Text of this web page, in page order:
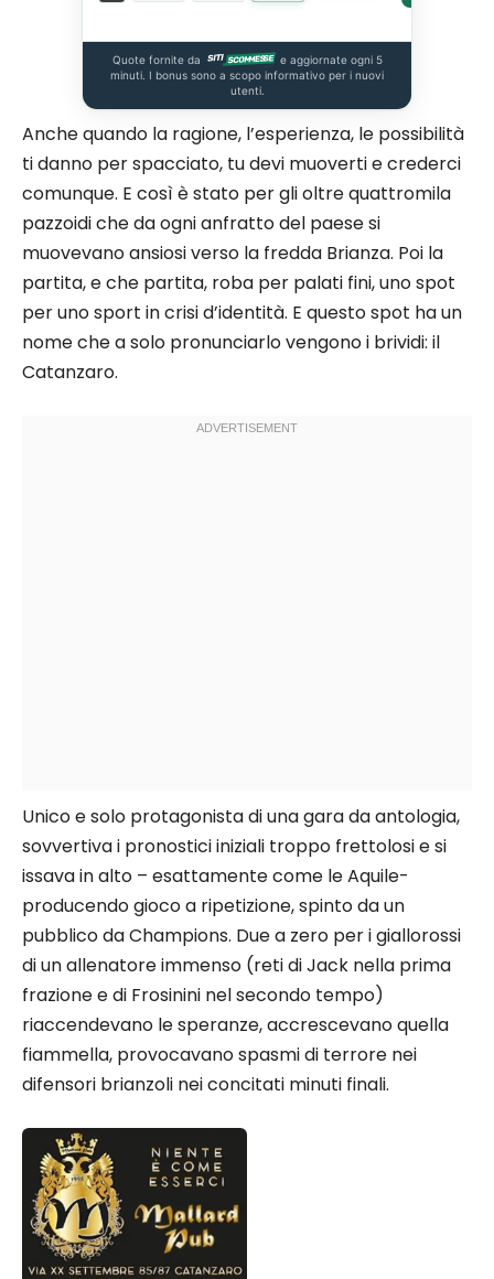
Quote fornite da
e aggiornate ogni 5
minuti. I bonus sono a scopo informativo per i nuovi
utenti.
Anche quando la ragione, l’esperienza, le possibilità
ti danno per spacciato, tu devi muoverti e crederci
comunque. E così è stato per gli oltre quattromila
pazzoidi che da ogni anfratto del paese si
muovevano ansiosi verso la fredda Brianza. Poi la
partita, e che partita, roba per palati fini, uno spot
per uno sport in crisi d’identità. E questo spot ha un
nome che a solo pronunciarlo vengono i brividi: il
Catanzaro.
Unico e solo protagonista di una gara da antologia,
sovvertiva i pronostici iniziali troppo frettolosi e si
issava in alto – esattamente come le Aquile-
producendo gioco a ripetizione, spinto da un
pubblico da Champions. Due a zero per i giallorossi
di un allenatore immenso (reti di Jack nella prima
frazione e di Frosinini nel secondo tempo)
riaccendevano le speranze, accrescevano quella
fiammella, provocavano spasmi di terrore nei
difensori brianzoli nei concitati minuti finali.